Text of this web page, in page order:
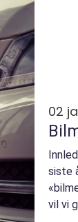
02
siste
vil vi